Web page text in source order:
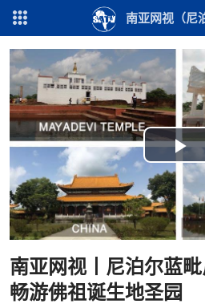
南亚网视（尼
南亚网视丨尼泊尔蓝毗
畅游佛祖诞生地圣园